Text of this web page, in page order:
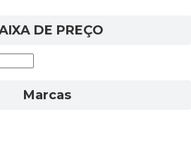
DE PREÇO
Marcas